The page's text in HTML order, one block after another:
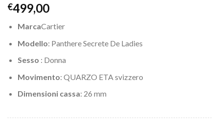
€499,00
MarcaCartier
Modello: Panthere Secrete De Ladies
Sesso : Donna
Movimento: QUARZO ETA svizzero
Dimensioni cassa: 26 mm